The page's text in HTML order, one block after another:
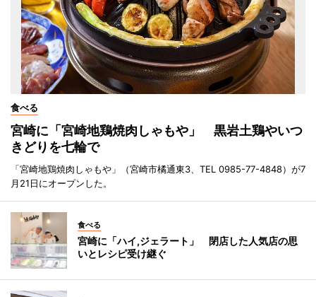
食べる
宮崎に「宮崎地鶏焼肉しゃもや」 黒岩土鶏やいつ
きどりを七輪で
「宮崎地鶏焼肉しゃもや」（宮崎市橘通東3、TEL 0985-77-4848）が7
月21日にオープンした。
食べる
宮崎に「ハイ,ジェラート」 閉店した人気店の思
いとレシピ受け継ぐ